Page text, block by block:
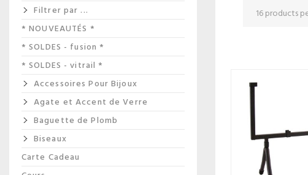
Filtrer par ...
* NOUVEAUTÉS *
* SOLDES - fusion *
* SOLDES - vitrail *
Accessoires Pour Bijoux
Agate et Accent de Verre
Baguette de Plomb
Biseaux
Carte Cadeau